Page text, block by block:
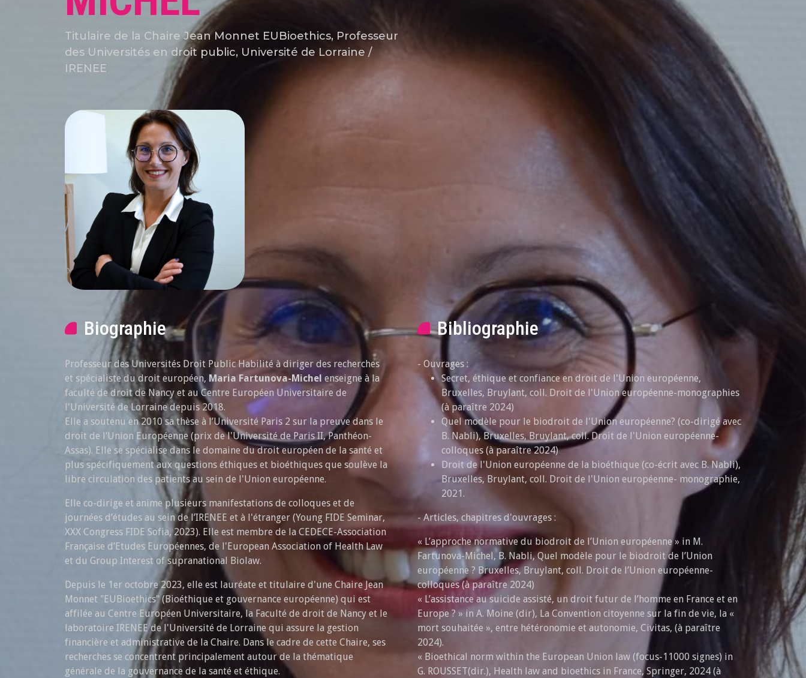
Titulaire de la Chaire Jean Monnet EUBioethics, Professeur
des Universités en droit public, Université de Lorraine /
IRENEE
Biographie
Professeur des Universités Droit Public Habilité à diriger des recherches
et spécialiste du droit européen, Maria Fartunova-Michel enseigne à la
faculté de droit de Nancy et au Centre Européen Universitaire de
l'Université de Lorraine depuis 2018.
Elle a soutenu en 2010 sa thèse à l’Université Paris 2 sur la preuve dans le
droit de l’Union Européenne (prix de l'Université de Paris II, Panthéon-
Assas). Elle se spécialise dans le domaine du droit européen de la santé et
plus spécifiquement aux questions éthiques et bioéthiques que soulève la
libre circulation des patients au sein de l'Union européenne.
Elle co-dirige et anime plusieurs manifestations de colloques et de
journées d’études au sein de l’IRENEE et à l'étranger (Young FIDE Seminar,
XXX Congress FIDE Sofia, 2023). Elle est membre de la CEDECE-Association
Française d’Etudes Européennes, de l'European Association of Health Law
et du Group Interest of supranational Biolaw.
Depuis le 1er octobre 2023, elle est lauréate et titulaire d'une Chaire Jean
Monnet "EUBioethics" (Bioéthique et gouvernance européenne) qui est
affilée au Centre Européen Universitaire, la Faculté de droit de Nancy et le
laboratoire IRENEE de l'Université de Lorraine qui assure la gestion
financière et administrative de la Chaire. Dans le cadre de cette Chaire, ses
recherches se concentrent principalement autour de la thématique
générale de la gouvernance de la santé et éthique.
Bibliographie
- Ouvrages :
Secret, éthique et confiance en droit de l'Union européenne,
Bruxelles, Bruylant, coll. Droit de l'Union européenne-monographies
(à paraître 2024)
Quel modèle pour le biodroit de l'Union européenne? (co-dirigé avec
B. Nabli), Bruxelles, Bruylant, coll. Droit de l'Union européenne-
colloques (à paraître 2024)
Droit de l'Union européenne de la bioéthique (co-écrit avec B. Nabli),
Bruxelles, Bruylant, coll. Droit de l'Union européenne- monographie,
2021.
- Articles, chapitres d'ouvrages :
« L’approche normative du biodroit de l’Union européenne » in M.
Fartunova-Michel, B. Nabli, Quel modèle pour le biodroit de l’Union
européenne ? Bruxelles, Bruylant, coll. Droit de l’Union européenne-
colloques (à paraître 2024)
« L’assistance au suicide assisté, un droit futur de l’homme en France et en
Europe ? » in A. Moine (dir), La Convention citoyenne sur la fin de vie, la «
mort souhaitée », entre hétéronomie et autonomie, Civitas, (à paraître
2024).
« Bioethical norm within the European Union law (focus-11000 signes) in
G. ROUSSET(dir.), Health law and bioethics in France, Springer, 2024 (à